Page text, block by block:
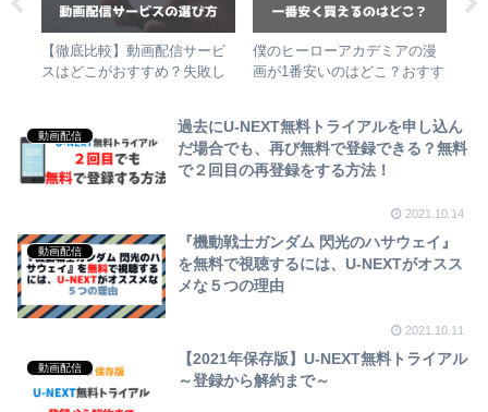
【徹底比較】動画配信サービ
スはどこがおすすめ？失敗し
僕のヒーローアカデミアの漫
画が1番安いのはどこ？おすす
動画配信
過去にU-NEXT無料トライアルを申し込ん
だ場合でも、再び無料で登録できる？無料
で２回目の再登録をする方法！
2021.10.14
動画配信
『機動戦士ガンダム 閃光のハサウェイ』
を無料で視聴するには、U-NEXTがオスス
メな５つの理由
2021.10.11
動画配信
【2021年保存版】U-NEXT無料トライアル
～登録から解約まで～